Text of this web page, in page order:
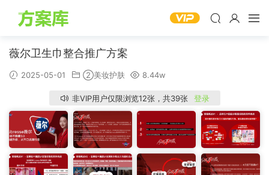
薇尔卫生巾整合推广方案
2025-05-01 ②美妆护肤 8.44w
非VIP用户仅限浏览12张，共39张 登录